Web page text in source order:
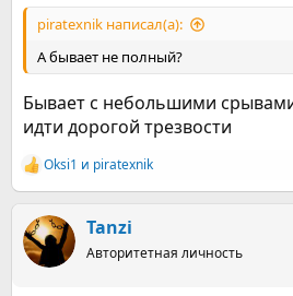
piratexnik написал(а):
А бывает не полный?
Бывает с небольшими
идти дорогой трезвости
Р
е
к
ц
и
Оksi1 и piratexnik
Tanzi
Авторитетная личность